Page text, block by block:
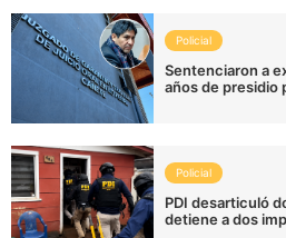
Policial
Sentenciaron a
años de presidio
Policial
PDI desarticuló
detiene a dos